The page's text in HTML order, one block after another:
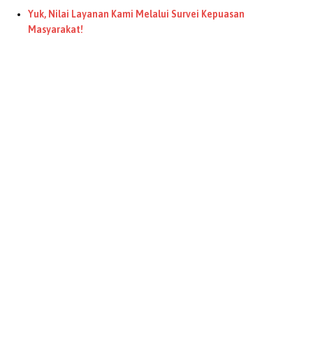
Yuk, Nilai Layanan Kami Melalui Survei Kepuasan
Masyarakat!